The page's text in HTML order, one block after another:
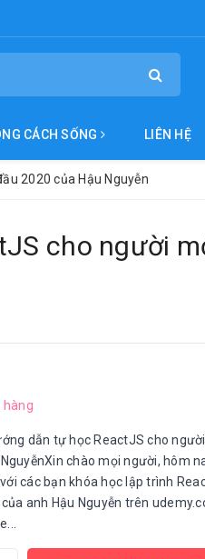
CÁCH SỐNG LIÊN HỆ
2020 của Hậu Nguyễn
cho người
hàng
dẫn tự học ReactJS cho
chào mọi người, hôm
các bạn khóa học lập trình
anh Hậu Nguyễn trên